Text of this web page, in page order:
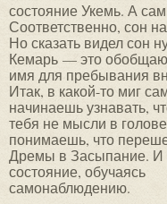
состояние Укемь. А
Соответственно, сон
Но сказать видел сон
Кемарь — это
имя для пребывания
Итак, в какой-то миг
начинаешь узнавать,
тебя не мысли в
понимаешь, что
Дремы в Засыпание. И
состояние, обучаясь
самонаблюдению.